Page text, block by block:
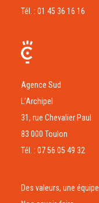
Tél. : 01 45 36 16 16
Agence Sud
L’Archipel
31, rue Chevalier Paul
83 000 Toulon
Tél. : 07 56 05 49 32
Des valeurs, une équipe